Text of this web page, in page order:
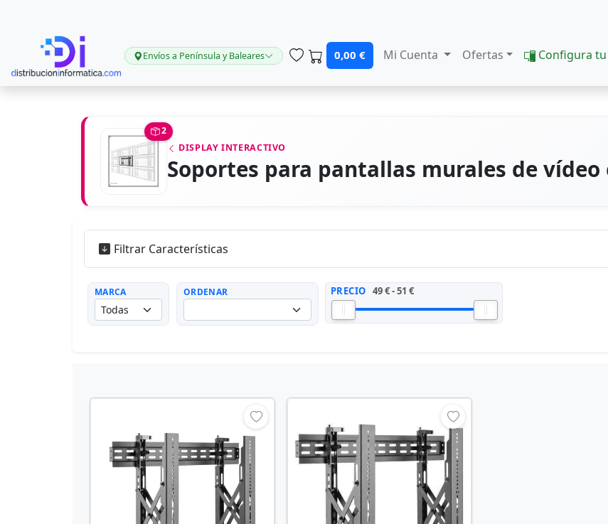
Envíos a Península y Baleares 0,00 € Mi Cuenta Ofertas Configura tu
2
DISPLAY INTERACTIVO
Soportes para pantallas murales de vídeo
Filtrar Características
MARCA ORDENAR PRECIO 49 € - 51 €